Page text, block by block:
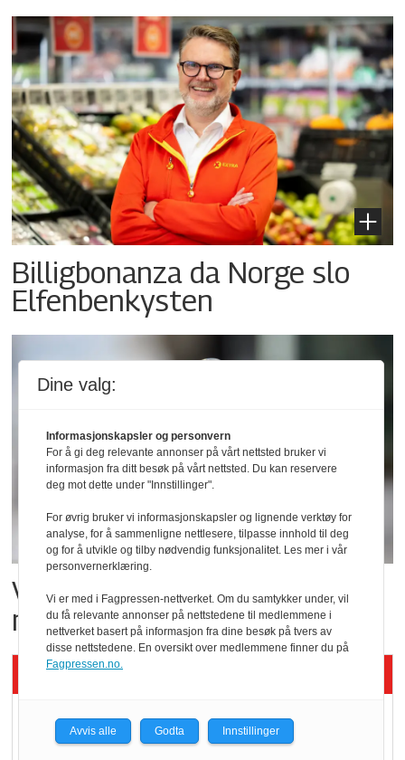
Billigbonanza da Norge slo
Elfenbenkysten
Vil vokse i brusmarkedet
med Dr Pepper
Siste artikler - KBS
Mat er viktigere enn
pris når elbilister
Dine valg:
Informasjonskapsler og personvern
For å gi deg relevante annonser på vårt nettsted bruker vi
informasjon fra ditt besøk på vårt nettsted. Du kan reservere
deg mot dette under "Innstillinger".
For øvrig bruker vi informasjonskapsler og lignende verktøy for
analyse, for å sammenligne nettlesere, tilpasse innhold til deg
og for å utvikle og tilby nødvendig funksjonalitet. Les mer i vår
personvernerklæring.
Vi er med i Fagpressen-nettverket. Om du samtykker under, vil
du få relevante annonser på nettstedene til medlemmene i
nettverket basert på informasjon fra dine besøk på tvers av
disse nettstedene. En oversikt over medlemmene finner du på
Fagpressen.no.
Avvis alle Godta Innstillinger